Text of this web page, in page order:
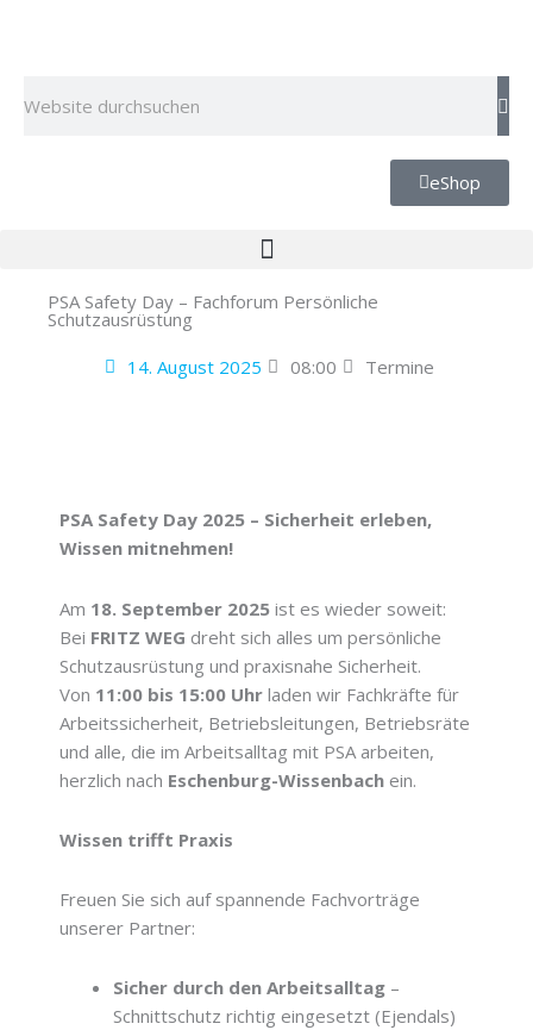
eShop
PSA Safety Day – Fachforum Persönliche
Schutzausrüstung
14. August 2025
08:00 Termine
PSA Safety Day 2025 – Sicherheit erleben,
Wissen mitnehmen!
Am 18. September 2025 ist es wieder soweit:
Bei FRITZ WEG dreht sich alles um persönliche
Schutzausrüstung und praxisnahe Sicherheit.
Von 11:00 bis 15:00 Uhr laden wir Fachkräfte für
Arbeitssicherheit, Betriebsleitungen, Betriebsräte
und alle, die im Arbeitsalltag mit PSA arbeiten,
herzlich nach Eschenburg-Wissenbach ein.
Wissen trifft Praxis
Freuen Sie sich auf spannende Fachvorträge
unserer Partner:
Sicher durch den Arbeitsalltag –
Schnittschutz richtig eingesetzt (Ejendals)